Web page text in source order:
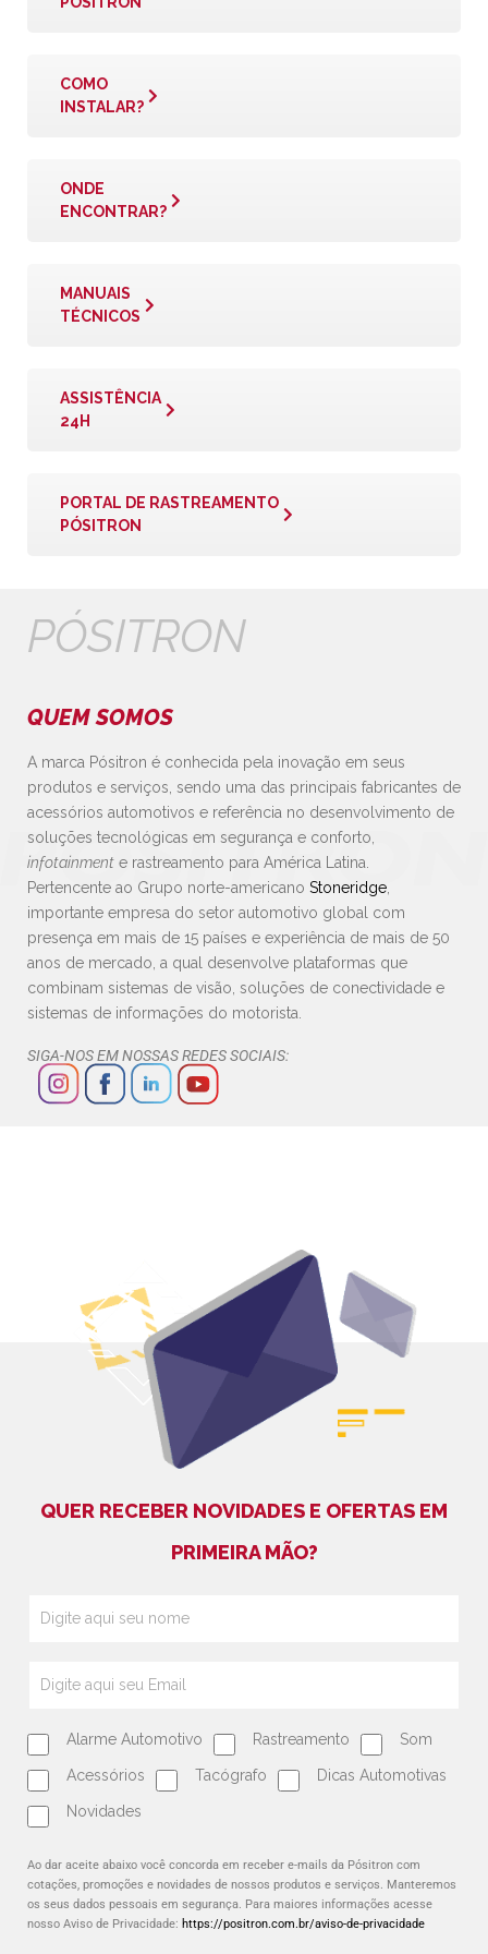
COMO
INSTALAR?
ONDE
ENCONTRAR?
MANUAIS
TÉCNICOS
ASSISTÊNCIA
24H
PORTAL DE RASTREAMENTO
PÓSITRON
PÓSITRON
QUEM SOMOS
A marca Pósitron é conhecida pela inovação em seus
produtos e serviços, sendo uma das principais fabricantes de
acessórios automotivos e referência no desenvolvimento de
soluções tecnológicas em segurança e conforto,
infotainment e rastreamento para América Latina.
Pertencente ao Grupo norte-americano Stoneridge
importante empresa do setor automotivo global com
presença em mais de 15 países e experiência de mais de 50
anos de mercado, a qual desenvolve plataformas que
combinam sistemas de visão, soluções de conectividade e
sistemas de informações do motorista.
SIGA-NOS EM NOSSAS REDES SOCIAIS:
QUER RECEBER NOVIDADES E OFERTAS EM
PRIMEIRA MÃO?
Alarme Automotivo Rastreamento Som
Acessórios Tacógrafo Dicas Automotivas
Novidades
Ao dar aceite abaixo você concorda em receber e-mails da Pósitron com
cotações, promoções e novidades de nossos produtos e serviços. Manteremos
os seus dados pessoais em segurança. Para maiores informações acesse
nosso Aviso de Privacidade: https://positron.com.br/aviso-de-privacidade